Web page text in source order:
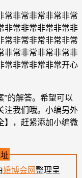
常非常非常非常非常
非常非常非常非常非
常非常非常非常非常
非常非常非常非常非
常非常非常非常开心
”的解答。希望可以
注我们哦。小编另外
】，赶紧添加小编微
婚博会网整理呈